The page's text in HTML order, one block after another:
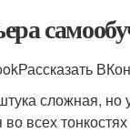
сложная, но
всех